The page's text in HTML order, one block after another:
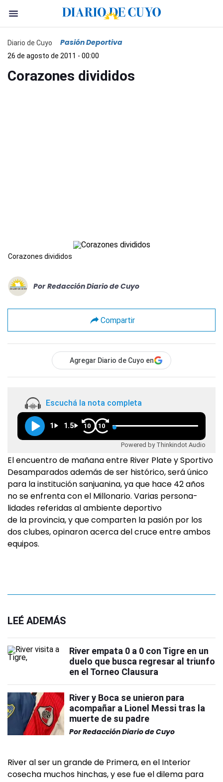
Diario de Cuyo Pasión Deportiva
26 de agosto de 2011 - 00:00
Corazones divididos
Corazones divididos
Por Redacción Diario de Cuyo
Compartir
Agregar Diario de Cuyo en
Escuchá la nota completa
1 1.5 10 10
Powered by Thinkindot Audio
El encuentro de mañana entre River Plate y Sportivo
Desamparados además de ser histórico, será único
para la institución sanjuanina, ya que hace 42 años
no se en­frenta con el Millonario. Varias persona­
lidades referidas al ambiente deportivo
de la provincia, y que comparten la pa­sión por los
dos clubes, opinaron acerca del cruce entre ambos
equipos.
LEÉ ADEMÁS
River empata 0 a 0 con Tigre en un
duelo que busca regresar al triunfo
en el Torneo Clausura
River y Boca se unieron para
acompañar a Lionel Messi tras la
muerte de su padre
PorRedacción Diario de Cuyo
River al ser un grande de Primera, en el Interior
cosecha muchos hinchas, y ese fue el dilema para